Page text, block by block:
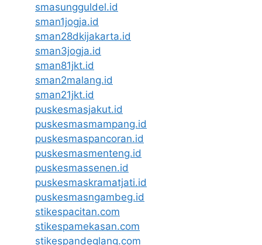
smasungguldel.id
sman1jogja.id
sman28dkijakarta.id
sman3jogja.id
sman81jkt.id
sman2malang.id
sman21jkt.id
puskesmasjakut.id
puskesmasmampang.id
puskesmaspancoran.id
puskesmasmenteng.id
puskesmassenen.id
puskesmaskramatjati.id
puskesmasngambeg.id
stikespacitan.com
stikespamekasan.com
stikespandeglang.com